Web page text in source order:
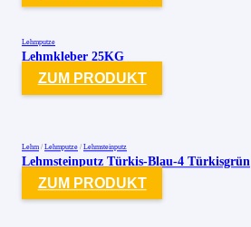
Lehmputze
Lehmkleber 25KG
ZUM PRODUKT
Lehm / Lehmputze / Lehmsteinputz
Lehmsteinputz Türkis-Blau-4 Türkisgrün
ZUM PRODUKT